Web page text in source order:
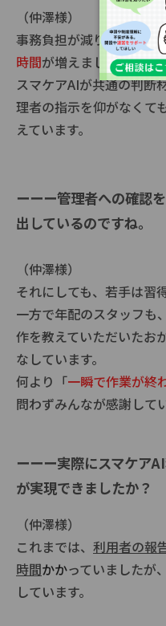
（仲澤様）
事務負担が減り、スタッ
時間が増えました。
スマケアAIが共通の判断
理者の指示を仰がなくて
えています。
ーーー管理者への確認
出しているのですね。
（仲澤様）
それにしても、若手は習
一方で年配のスタッフも
作を教えていただいたお
なしています。
何より「一瞬で作業が終
問わずみんなが感謝して
ーーー実際にスマケア
が実現できましたか？
（仲澤様）
これまでは、 利用者の報
時間かかっていましたが
しています。